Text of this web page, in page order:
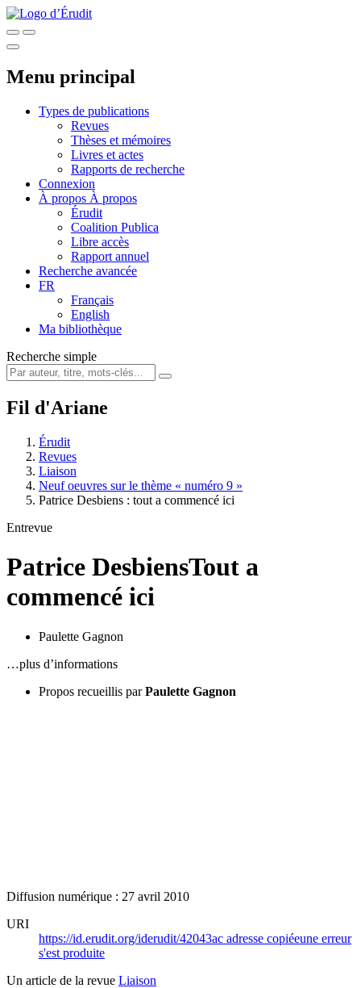
Menu principal
Types de publications
Revues
Thèses et mémoires
Livres et actes
Rapports de recherche
Connexion
À propos À propos
Érudit
Coalition Publica
Libre accès
Rapport annuel
Recherche avancée
FR
Français
English
Ma bibliothèque
Recherche simple
Fil d'Ariane
Érudit
Revues
Liaison
Neuf oeuvres sur le thème « numéro 9 »
Patrice Desbiens : tout a commencé ici
Entrevue
Patrice DesbiensTout a
commencé ici
Paulette Gagnon
…plus d’informations
Propos recueillis par Paulette Gagnon
Diffusion numérique : 27 avril 2010
URI
https://id.erudit.org/iderudit/42043ac adresse copiéeune erreur
s'est produite
Un article de la revue Liaison